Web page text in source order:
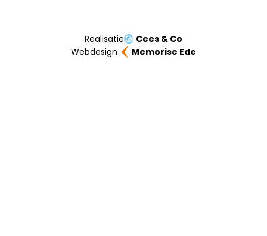
Realisatie
Cees & Co
Webdesign
Memorise Ede